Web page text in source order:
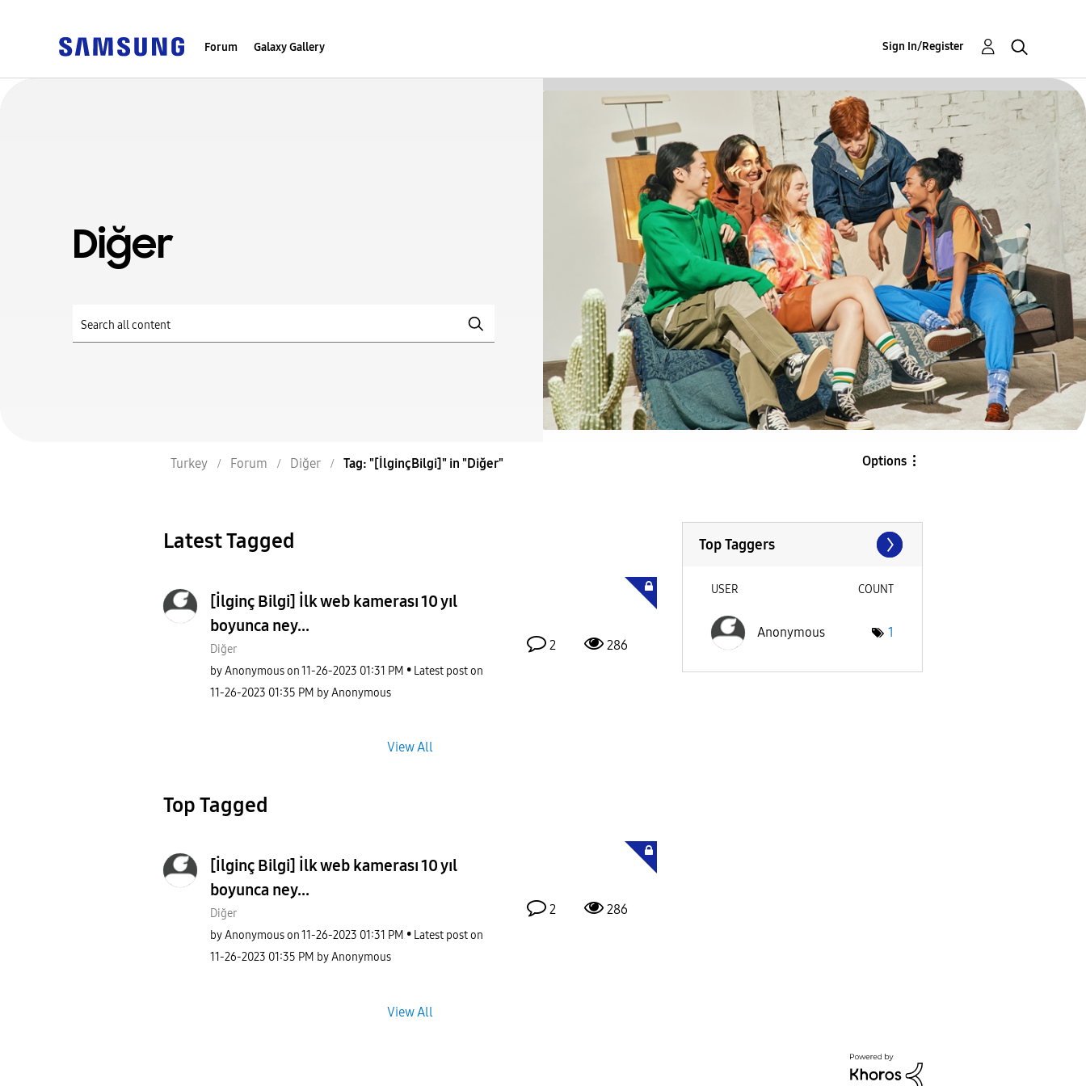
Forum Galaxy Gallery Sign In/Register
Diğer
Turkey Forum Diğer Tag: "[İlginçBilgi]" in "Diğer" Options
Latest Tagged
[İlginç Bilgi] İlk web kamerası 10 yıl
boyunca ney...
Diğer
byAnonymous on‎11-26-2023 01:31 PM
Latest post on
‎11-26-2023 01:35 PM byAnonymous
2 286
View All
Top Tagged
[İlginç Bilgi] İlk web kamerası 10 yıl
boyunca ney...
Diğer
byAnonymous on‎11-26-2023 01:31 PM
Latest post on
‎11-26-2023 01:35 PM byAnonymous
2 286
View All
Top Taggers
USER COUNT
Anonymous 1